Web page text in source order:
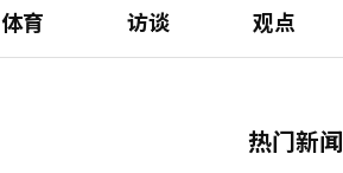
体育 访谈 观点
热门新闻